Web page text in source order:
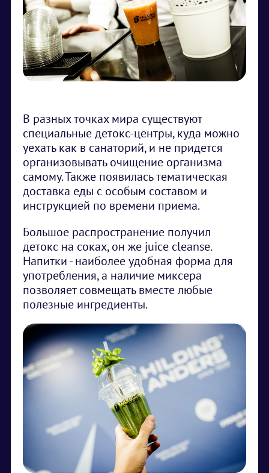
В разных точках мира существуют
специальные детокс-центры, куда можно
уехать как в санаторий, и не придется
организовывать очищение организма
самому. Также появилась тематическая
доставка еды с особым составом и
инструкцией по времени приема.
Большое распространение получил
детокс на соках, он же juice cleanse.
Напитки - наиболее удобная форма для
употребления, а наличие миксера
позволяет совмещать вместе любые
полезные ингредиенты.